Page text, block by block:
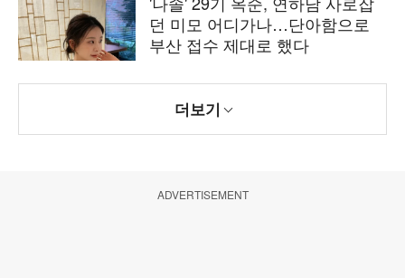
던 미모 어디가나…단아함으로
부산 접수 제대로 했다
더보기
ADVERTISEMENT